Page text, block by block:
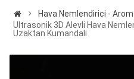
Hava Nemlendirici -
Ultrasonik 3D Alevli Hava
Uzaktan Kumandalı